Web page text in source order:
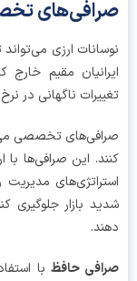
تخصصی
ارزی می‌تواند تأثیر
مقیم خارج که
ناگهانی در نرخ ارز
تخصصی
این صرافی‌ها با ارائه
مدیریت
بازار جلوگیری کنند و
حافظ با استفاده از